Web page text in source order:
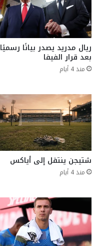
ريال مدريد يصدر بيانًا رسميًا
بعد قرار الفيفا
منذ 4 أيام
شتيجن ينتقل إلى أياكس
منذ 4 أيام